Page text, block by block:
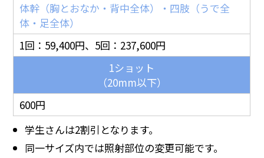
体幹（胸とおなか・背中全体）・四肢（うで全
体・足全体）
1回：59,400円、5回：237,600円
1ショット
（20mm以下）
600円
学生さんは2割引となります。
同一サイズ内では照射部位の変更可能です。